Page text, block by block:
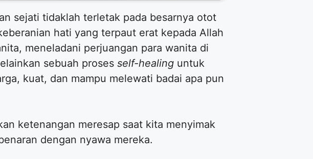
sejati tidaklah terletak pada besarnya otot
hati yang terpaut erat kepada Allah
meneladani perjuangan para wanita di
sebuah proses self-healing untuk
kuat, dan mampu melewati badai apa pun
ketenangan meresap saat kita menyimak
dengan nyawa mereka.